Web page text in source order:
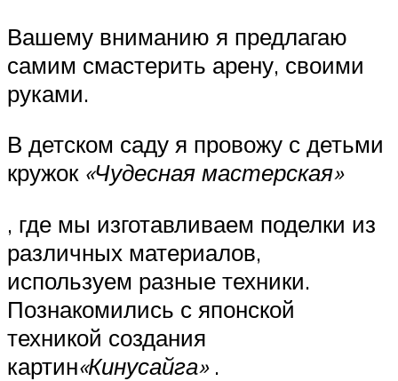
Вашему вниманию я предлагаю
самим смастерить арену, своими
руками.
В детском саду я провожу с детьми
кружок «Чудесная мастерская»
, где мы изготавливаем поделки из
различных материалов,
используем разные техники.
Познакомились с японской
техникой создания
картин«Кинусайга».